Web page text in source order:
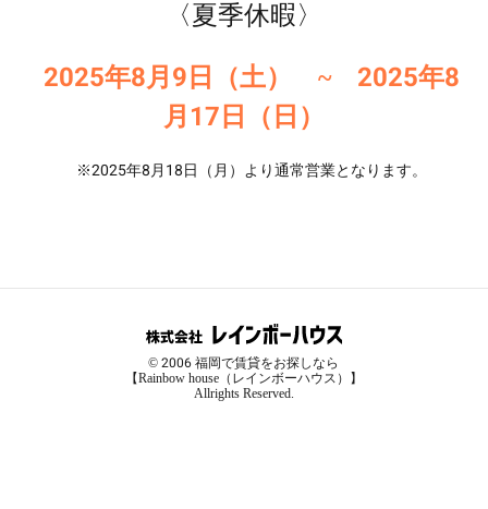
〈夏季休暇〉
2025年8月9日（土） ~ 2025年8
月17日（日）
※2025年8月18日（月）より通常営業となります。
© 2006福岡で賃貸をお探しなら
【Rainbow house（レインボーハウス）】
Allrights Reserved.